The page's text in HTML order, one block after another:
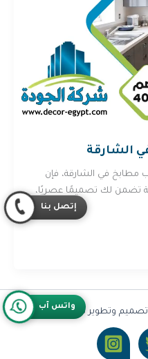
الشارقة
مطابخ في الشارقة، فإن
تضمن لك تصميمًا عصريًا،
Olymoo
واتس آب
إتصل بنا